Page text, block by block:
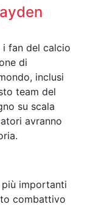
fan del calcio
di
inclusi
team del
su scala
avranno
importanti
combattivo